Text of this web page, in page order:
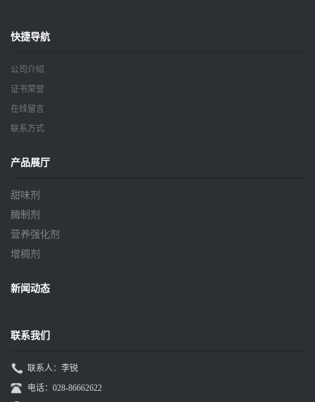
快捷导航
公司介绍
证书荣誉
在线留言
联系方式
产品展厅
甜味剂
酶制剂
营养强化剂
增稠剂
新闻动态
联系我们
联系人：李锐
电话：028-86662622